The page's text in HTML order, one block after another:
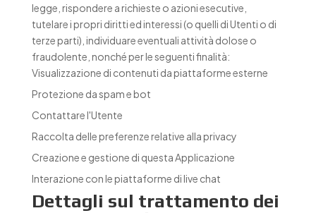
legge, rispondere a richieste o azioni esecutive,
tutelare i propri diritti ed interessi (o quelli di Utenti o di
terze parti), individuare eventuali attività dolose o
fraudolente, nonché per le seguenti finalità:
Visualizzazione di contenuti da piattaforme esterne
Protezione da spam e bot
Contattare l'Utente
Raccolta delle preferenze relative alla privacy
Creazione e gestione di questa Applicazione
Interazione con le piattaforme di live chat
Dettagli sul trattamento dei